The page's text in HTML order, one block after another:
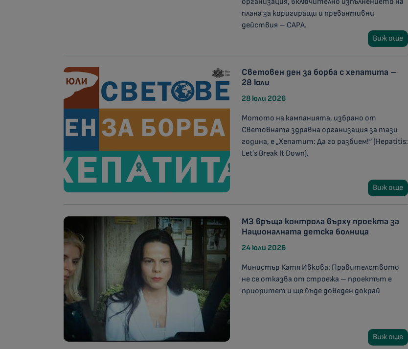
плана за коригиращи и превантивни
действия – CAPA.
Виж още
Световен ден за борба с хепатита –
28 юли
28 юли 2026
Мотото на кампанията, избрано от
Световната здравна организация за тази
година, е „Хепатит: Да го разбием!“ (Hepatitis:
Let’s Break It Down).
Виж още
МЗ връща контрола върху проекта за
Националната детска болница
24 юли 2026
Министър Катя Ивкова: Правителството
не се отказва от строежа – проектът е
приоритет и ще бъде доведен докрай
Виж още